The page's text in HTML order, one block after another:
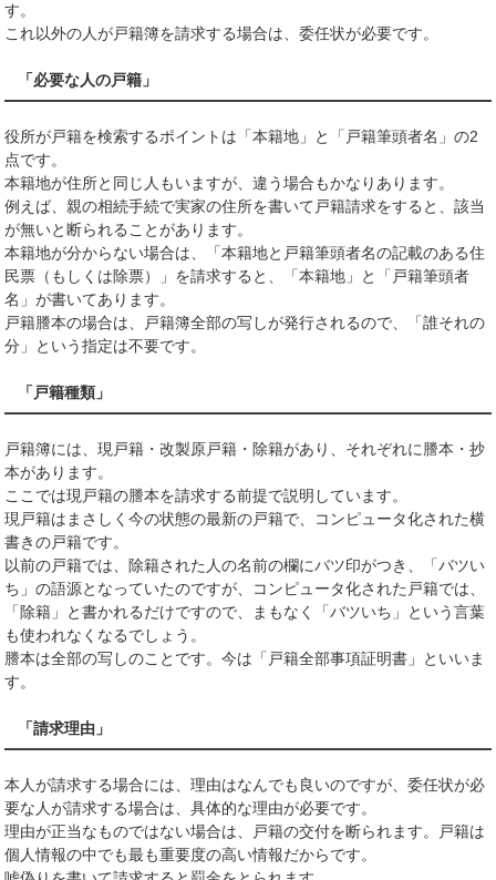
す。
これ以外の人が戸籍簿を請求する場合は、委任状が必要です。
「必要な人の戸籍」
役所が戸籍を検索するポイントは「本籍地」と「戸籍筆頭者名」の2
点です。
本籍地が住所と同じ人もいますが、違う場合もかなりあります。
例えば、親の相続手続で実家の住所を書いて戸籍請求をすると、該当
が無いと断られることがあります。
本籍地が分からない場合は、「本籍地と戸籍筆頭者名の記載のある住
民票（もしくは除票）」を請求すると、「本籍地」と「戸籍筆頭者
名」が書いてあります。
戸籍謄本の場合は、戸籍簿全部の写しが発行されるので、「誰それの
分」という指定は不要です。
「戸籍種類」
戸籍簿には、現戸籍・改製原戸籍・除籍があり、それぞれに謄本・抄
本があります。
ここでは現戸籍の謄本を請求する前提で説明しています。
現戸籍はまさしく今の状態の最新の戸籍で、コンピュータ化された横
書きの戸籍です。
以前の戸籍では、除籍された人の名前の欄にバツ印がつき、「バツい
ち」の語源となっていたのですが、コンピュータ化された戸籍では、
「除籍」と書かれるだけですので、まもなく「バツいち」という言葉
も使われなくなるでしょう。
謄本は全部の写しのことです。今は「戸籍全部事項証明書」といいま
す。
「請求理由」
本人が請求する場合には、理由はなんでも良いのですが、委任状が必
要な人が請求する場合は、具体的な理由が必要です。
理由が正当なものではない場合は、戸籍の交付を断られます。戸籍は
個人情報の中でも最も重要度の高い情報だからです。